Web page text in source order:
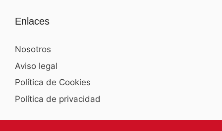
Enlaces
Nosotros
Aviso legal
Política de Cookies
Política de privacidad